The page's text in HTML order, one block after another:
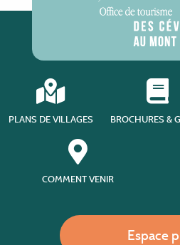
PLANS DE VILLAGES BROCHURES &
COMMENT VENIR
Espace